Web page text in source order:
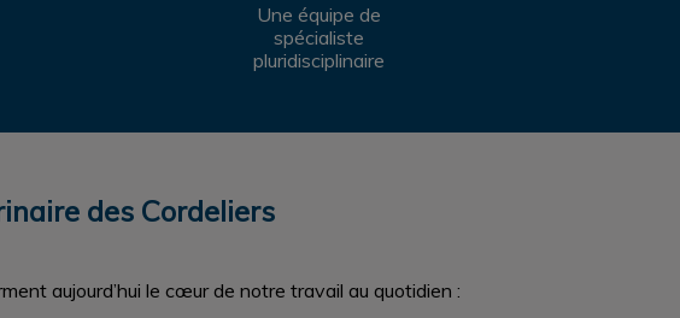
Une équipe de
spécialiste
pluridisciplinaire
des Cordeliers
aujourd’hui le cœur de notre travail au quotidien :